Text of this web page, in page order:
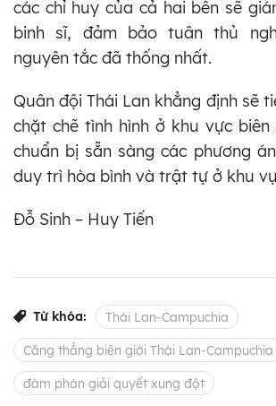
các chỉ huy của cả hai bên sẽ
binh sĩ, đảm bảo tuân thủ
nguyên tắc đã thống nhất.
Quân đội Thái Lan khẳng định sẽ
chặt chẽ tình hình ở khu vực
chuẩn bị sẵn sàng các phương
duy trì hòa bình và trật tự ở khu
Đỗ Sinh – Huy Tiến
Từ khóa: Thái Lan-Campuchia
Căng thẳng biên giới Thái Lan-Campuchia
đàm phán giải quyết xung đột